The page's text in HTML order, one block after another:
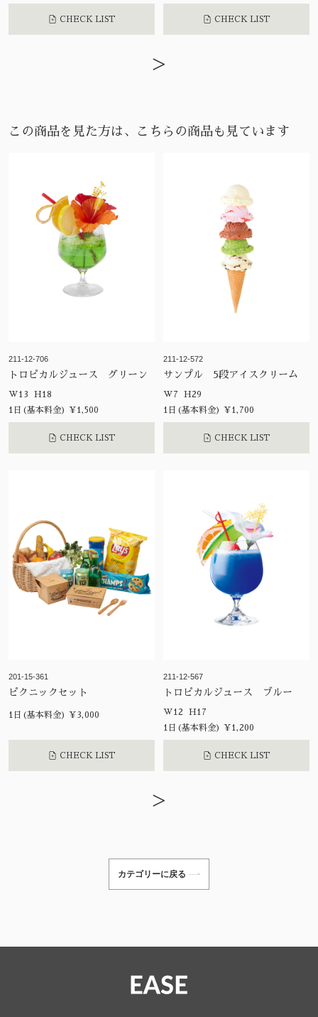
CHECK LIST CHECK LIST
>
この商品を見た方は、こちらの商品も見ています
211-12-706
トロピカルジュース グリーン
W13 H18
1日(基本料金) ¥1,500
CHECK LIST
211-12-572
サンプル 5段アイスクリーム
W7 H29
1日(基本料金) ¥1,700
CHECK LIST
201-15-361
ピクニックセット
1日(基本料金) ¥3,000
CHECK LIST
211-12-567
トロピカルジュース ブルー
W12 H17
1日(基本料金) ¥1,200
CHECK LIST
>
カテゴリーに戻る